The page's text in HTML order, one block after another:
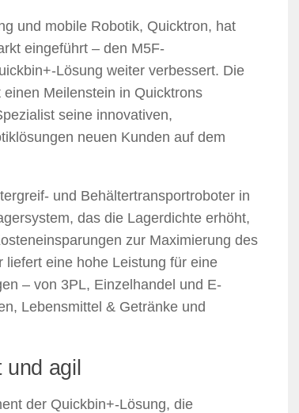
und mobile Robotik, Quicktron, hat
eingeführt – den M5F-
Lösung weiter verbessert. Die
Meilenstein in Quicktrons
seine innovativen,
neuen Kunden auf dem
und Behältertransportroboter in
das die Lagerdichte erhöht,
zur Maximierung des
eine hohe Leistung für eine
– von 3PL, Einzelhandel und E-
Lebensmittel & Getränke und
agil
der Quickbin+-Lösung, die